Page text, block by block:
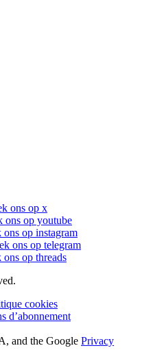
ons op x
ons op youtube
ons op instagram
ons op telegram
ons op threads
cookies
d’abonnement
and the Google Privacy